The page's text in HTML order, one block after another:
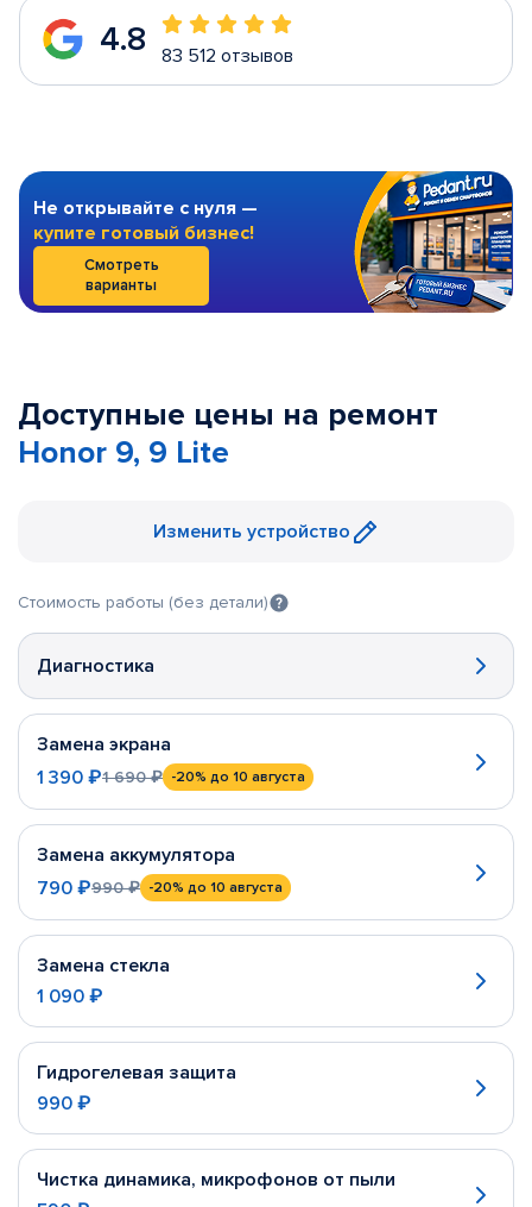
4.8 83 512 отзывов
Не открывайте с нуля —
купите готовый бизнес!
Смотреть
варианты
Доступные цены на ремонт
Honor 9, 9 Lite
Изменить устройство
Стоимость работы (без детали)
Диагностика
Замена экрана
1 390 ₽1 690 ₽ -20% до 10 августа
Замена аккумулятора
790 ₽990 ₽ -20% до 10 августа
Замена стекла
1 090 ₽
Гидрогелевая защита
990 ₽
Чистка динамика, микрофонов от пыли